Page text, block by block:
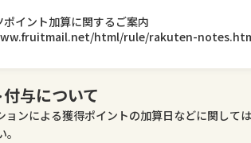
イント加算に関するご案内
html/rule/rakuten-
与について
ョンによる獲得ポイントの加算日などに関し